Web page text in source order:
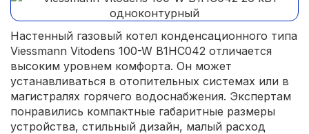
Настенный газовый котел конденсационного типа
Viessmann Vitodens 100-W B1HC042 отличается
высоким уровнем комфорта. Он может
устанавливаться в отопительных системах или в
магистралях горячего водоснабжения. Экспертам
понравились компактные габаритные размеры
устройства, стильный дизайн, малый расход